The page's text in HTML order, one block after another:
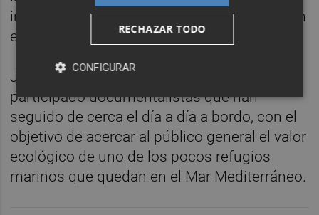
internacional, con nuevas investigaciones en
esta zona.
Junto a los investigadores, también han
participado documentalistas que han
seguido de cerca el día a día a bordo, con el
objetivo de acercar al público general el valor
ecológico de uno de los pocos refugios
marinos que quedan en el Mar Mediterráneo.
RECHAZAR TODO
CONFIGURAR